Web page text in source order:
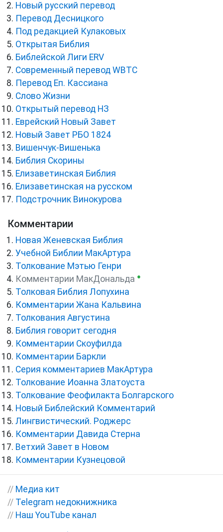
Новый русский перевод
Перевод Десницкого
Под редакцией Кулаковых
Открытая Библия
Библейской Лиги ERV
Cовременный перевод WBTC
Перевод Еп. Кассиана
Слово Жизни
Открытый перевод НЗ
Еврейский Новый Завет
Новый Завет РБО 1824
Вишенчук-Вишенька
Библия Скорины
Елизаветинская Библия
Елизаветинская на русском
Подстрочник Винокурова
Комментарии
Новая Женевская Библия
Учебной Библии МакАртура
Толкование Мэтью Генри
Комментарии МакДональда ●
Толковая Библия Лопухина
Комментарии Жана Кальвина
Толкования Августина
Библия говорит сегодня
Комментарии Скоуфилда
Комментарии Баркли
Серия комментариев МакАртура
Толкование Иоанна Златоуста
Толкование Феофилакта Болгарского
Новый Библейский Комментарий
Лингвистический. Роджерс
Комментарии Давида Стерна
Ветхий Завет в Новом
Комментарии Кузнецовой
// Медиа кит
// Telegram недокнижника
// Наш YouTube канал